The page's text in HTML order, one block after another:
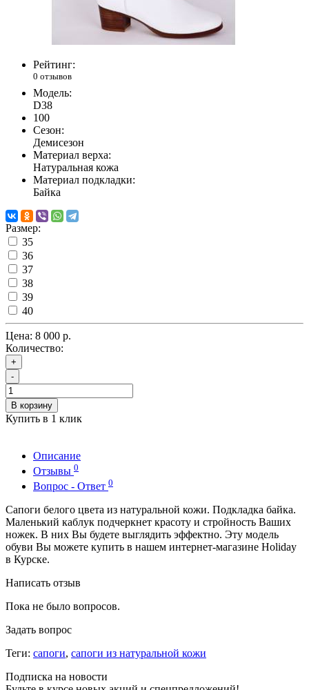
Рейтинг:
0 отзывов
Модель:
D38
100
Сезон:
Демисезон
Материал верха:
Натуральная кожа
Материал подкладки:
Байка
Размер:
35
36
37
38
39
40
Цена: 8 000 р.
Количество:
+
-
В корзину
Купить в 1 клик
Описание
Отзывы 0
Вопрос - Ответ 0
Сапоги белого цвета из натуральной кожи. Подкладка байка.
Маленький каблук подчеркнет красоту и стройность Ваших
ножек. В них Вы будете выглядить эффектно. Эту модель
обуви Вы можете купить в нашем интернет-магазине Holiday
в Курске.
Написать отзыв
Пока не было вопросов.
Задать вопрос
Теги: сапоги, сапоги из натуральной кожи
Подписка на новости